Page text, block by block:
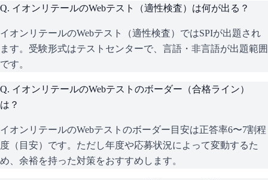
Q. イオンリテールのWebテスト（適性検査）は何が出る？
イオンリテールのWebテスト（適性検査）ではSPIが出題され
ます。受験形式はテストセンターで、言語・非言語が出題範囲
です。
Q. イオンリテールのWebテストのボーダー（合格ライン）
は？
イオンリテールのWebテストのボーダー目安は正答率6〜7割程
度（目安）です。ただし年度や応募状況によって変動するた
め、余裕を持った対策をおすすめします。